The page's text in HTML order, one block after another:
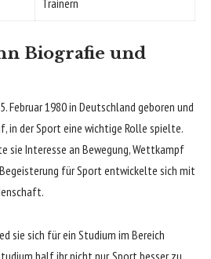
Biografie und
Februar 1980 in Deutschland geboren und
in der Sport eine wichtige Rolle spielte.
sie Interesse an Bewegung, Wettkampf
für Sport entwickelte sich mit
sie sich für ein Studium im Bereich